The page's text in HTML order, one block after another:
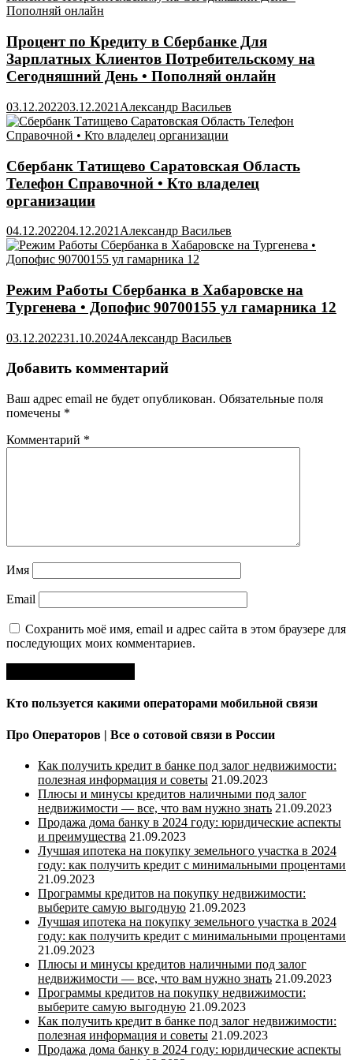
Процент по Кредиту в Сбербанке Для
Зарплатных Клиентов Потребительскому на
Сегодняшний День • Пополняй онлайн
03.12.202203.12.2021 Александр Васильев
Сбербанк Татищево Саратовская Область
Телефон Справочной • Кто владелец
организации
04.12.202204.12.2021 Александр Васильев
Режим Работы Сбербанка в Хабаровске на
Тургенева • Допофис 90700155 ул гамарника 12
03.12.202231.10.2024Александр Васильев
Добавить комментарий
Ваш адрес email не будет опубликован. Обязательные поля
помечены *
Комментарий *
Имя
Email
Сохранить моё имя, email и адрес сайта в этом браузере для
последующих моих комментариев.
Кто пользуется какими операторами мобильной связи
Про Операторов | Все о сотовой связи в России
Как получить кредит в банке под залог недвижимости:
полезная информация и советы 21.09.2023
Плюсы и минусы кредитов наличными под залог
недвижимости — все, что вам нужно знать 21.09.2023
Продажа дома банку в 2024 году: юридические аспекты
и преимущества 21.09.2023
Лучшая ипотека на покупку земельного участка в 2024
году: как получить кредит с минимальными процентами
21.09.2023
Программы кредитов на покупку недвижимости:
выберите самую выгодную 21.09.2023
Лучшая ипотека на покупку земельного участка в 2024
году: как получить кредит с минимальными процентами
21.09.2023
Плюсы и минусы кредитов наличными под залог
недвижимости — все, что вам нужно знать 21.09.2023
Программы кредитов на покупку недвижимости:
выберите самую выгодную 21.09.2023
Как получить кредит в банке под залог недвижимости:
полезная информация и советы 21.09.2023
Продажа дома банку в 2024 году: юридические аспекты